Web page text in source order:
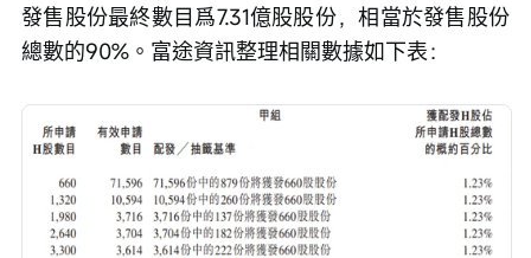
發售股份最終數目爲7.31億股股份，相當於發售股份
總數的90%。富途資訊整理相關數據如下表：